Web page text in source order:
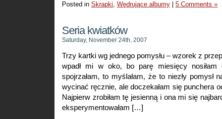
Posted in Skrapki, Wędrujące albumy 5 Comments »
Seria kwiatków
Saturday, November 24th, 2007
Trzy kartki wg jednego pomysłu – wzorek z
wpadł mi w oko, bo parę miesięcy
spojrzałam, to myślałam, że to niezły pomysł
wycinać ręcznie, ale doczekałam się punchera
Najpierw zrobiłam tę jesienną i ona mi się
eksperymentowałam […]